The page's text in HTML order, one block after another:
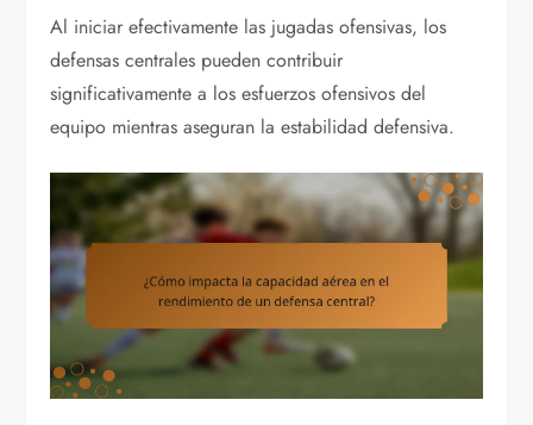
Al iniciar efectivamente las jugadas ofensivas, los
defensas centrales pueden contribuir
significativamente a los esfuerzos ofensivos del
equipo mientras aseguran la estabilidad defensiva.